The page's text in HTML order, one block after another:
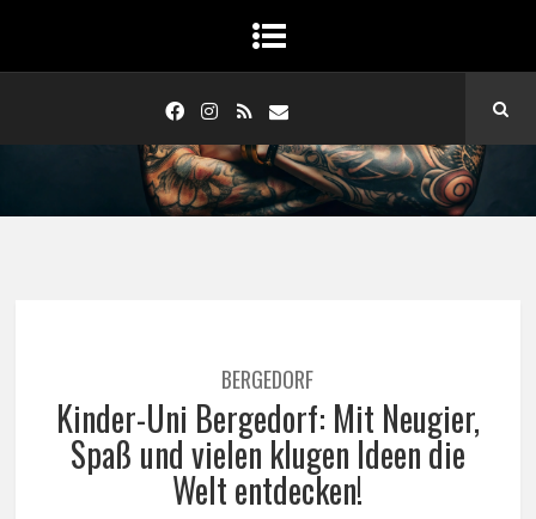
BERGEDORF
Kinder-Uni Bergedorf: Mit Neugier,
Spaß und vielen klugen Ideen die
Welt entdecken!